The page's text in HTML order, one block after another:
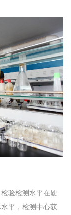
验检测水平在硬
平，检测中心获